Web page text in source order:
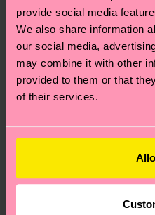
provide social media
We also share information
our social media,
may combine it with other
provided to them or that
of their services.
Du hast Fragen zu einer
Hilfebereich im Artikel
am häufigsten